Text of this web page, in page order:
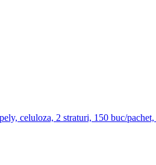
celuloza, 2 straturi, 150 buc/